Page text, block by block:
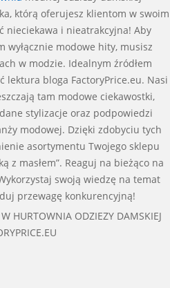
którą oferujesz klientom w swoim
nieciekawa i nieatrakcyjna! Aby
wyłącznie modowe hity, musisz
w modzie. Idealnym źródłem
lektura bloga FactoryPrice.eu. Nasi
tam modowe ciekawostki,
stylizacje oraz podpowiedzi
modowej. Dzięki zdobyciu tych
asortymentu Twojego sklepu
z masłem”. Reaguj na bieżąco na
swoją wiedzę na temat
przewagę konkurencyjną!
HURTOWNIA ODZIEZY DAMSKIEJ